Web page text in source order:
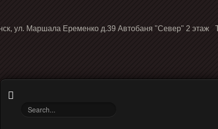
ул. Маршала Еременко д.39 Автобаня "Север" 2 этаж